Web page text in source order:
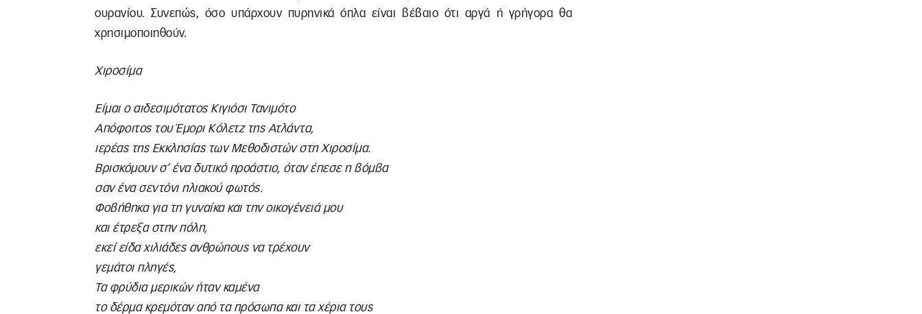
ουρανίου. Συνεπώς, όσο υπάρχουν πυρηνικά όπλα είναι βέβαιο ότι αργά ή γρήγορα θα
χρησιμοποιηθούν.
Χιροσίμα
Είμαι ο αιδεσιμότατος Κιγιόσι Τανιμότο
Απόφοιτος του Έμορι Κόλετζ της Ατλάντα,
ιερέας της Εκκλησίας των Μεθοδιστών στη Χιροσίμα.
Βρισκόμουν σ’ ένα δυτικό προάστιο, όταν έπεσε η βόμβα
σαν ένα σεντόνι ηλιακού φωτός.
Φοβήθηκα για τη γυναίκα και την οικογένειά μου
και έτρεξα στην πόλη,
εκεί είδα χιλιάδες ανθρώπους να τρέχουν
γεμάτοι πληγές,
Τα φρύδια μερικών ήταν καμένα
το δέρμα κρεμόταν από τα πρόσωπα και τα χέρια τους